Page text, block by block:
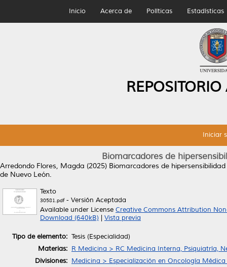
Inicio Acerca de Políticas Estadísticas
Iniciar
Biomarcadores de
Arredondo Flores, Magda (2025) Biomarcadores de
de Nuevo León.
Texto
30581.pdf- Versión Aceptada
Available under License Creative Commons Attribution
Download (640kB)
Vista previa
Tipo de elemento: Tesis (Especialidad)
Materias: R Medicina > RC Medicina Interna, Psiquiatría,
Divisiones: Medicina > Especialización en Oncología